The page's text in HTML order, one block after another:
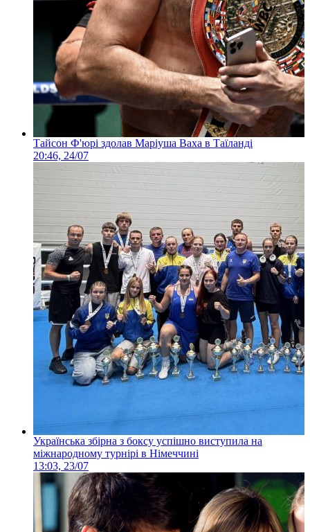
Тайсон Ф'юрі здолав Маріуша Ваха в Таїланді
20:46, 24/07
Українська збірна з боксу успішно виступила на
міжнародному турнірі в Німеччині
13:03, 23/07